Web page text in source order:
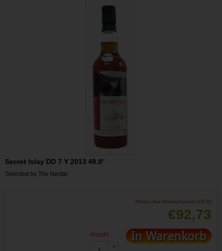
Secret Islay DD 7 Y 2013 49.9°
Selected by The Nectar
(Preise ohne Mehrwertsteuer) € 76,64
€92,73
Anzahl
+
In Warenkorb